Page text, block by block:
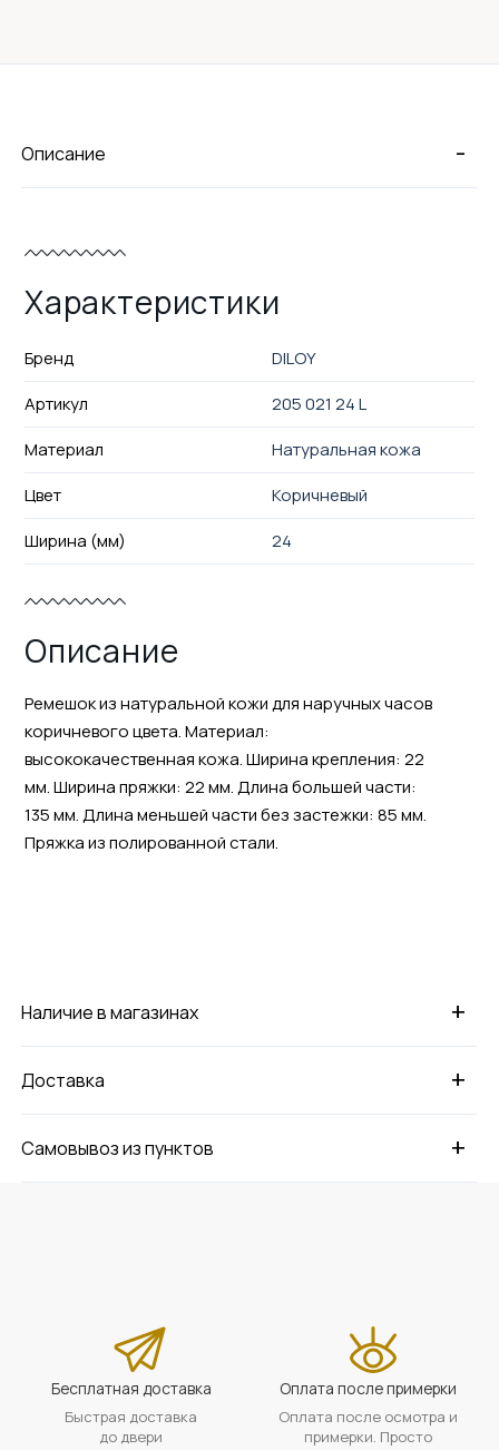
-
Описание
Характеристики
Бренд
DILOY
Артикул
205 021 24 L
Материал
Натуральная кожа
Цвет
Коричневый
Ширина (мм)
24
Описание
Ремешок из натуральной кожи для наручных часов
коричневого цвета. Материал:
высококачественная кожа. Ширина крепления: 22
мм. Ширина пряжки: 22 мм. Длина большей части:
135 мм. Длина меньшей части без застежки: 85 мм.
Пряжка из полированной стали.
+
Наличие в магазинах
+
Доставка
+
Самовывоз из пунктов
Бесплатная доставка
Быстрая доставка
до двери
Оплата после примерки
Оплата после осмотра и
примерки. Просто